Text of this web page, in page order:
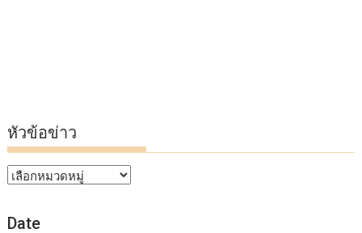
หัวข้อข่าว
หัวข้อ
Date